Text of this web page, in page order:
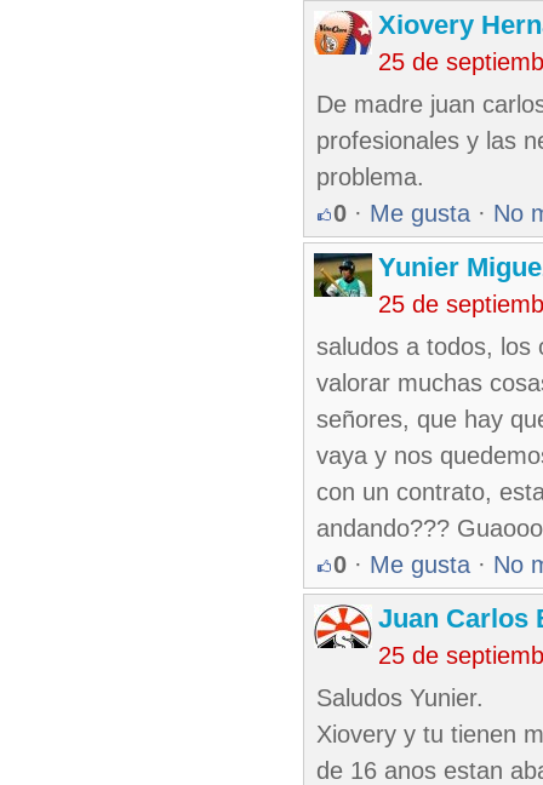
Xiovery
25 de
De madre juan
profesionales y las
problema.
0 · Me gusta · No
Yunier
25 de
saludos a todos, los
valorar muchas
señores, que hay
vaya y nos
con un contrato,
andando???
0 · Me gusta · No
Juan Carlos
25 de
Saludos Yunier.
Xiovery y tu tienen
de 16 anos estan